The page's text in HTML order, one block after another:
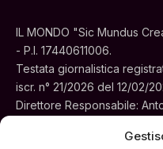
IL MONDO "Sic Mundus
- P.I. 17440611006.
Testata giornalistica
iscr. n° 21/2026 del 12/02/
Direttore Responsabile:
Sede legale: Via Silvestri,